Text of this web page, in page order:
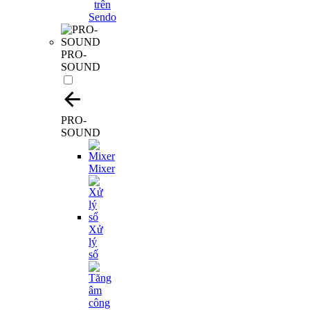
PRO-
SOUND
PRO-
SOUND
Mixer
Xử
lý
số